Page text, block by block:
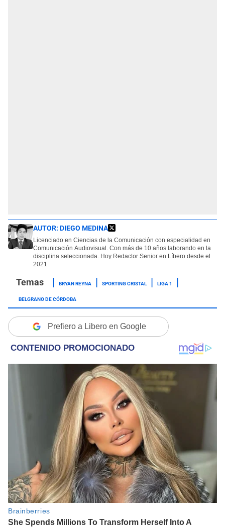
AUTOR: DIEGO MEDINA
Licenciado en Ciencias de la Comunicación con especialidad en
Comunicación Audiovisual. Con más de 10 años laborando en la
disciplina seleccionada. Hoy Redactor Senior en Líbero desde el
2021.
BRYAN REYNA SPORTING CRISTAL
LIGA 1
BELGRANO DE CÓRDOBA
Prefiero a Libero en Google